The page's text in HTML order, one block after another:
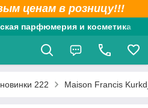
ценам в розницу!!!
парфюмерия и косметика
новинки 222 Maison Francis